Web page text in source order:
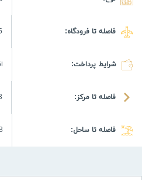
فاصله تا فرودگاه:
شرایط پرداخت:
فاصله تا مرکز: 3
فاصله تا ساحل: 8